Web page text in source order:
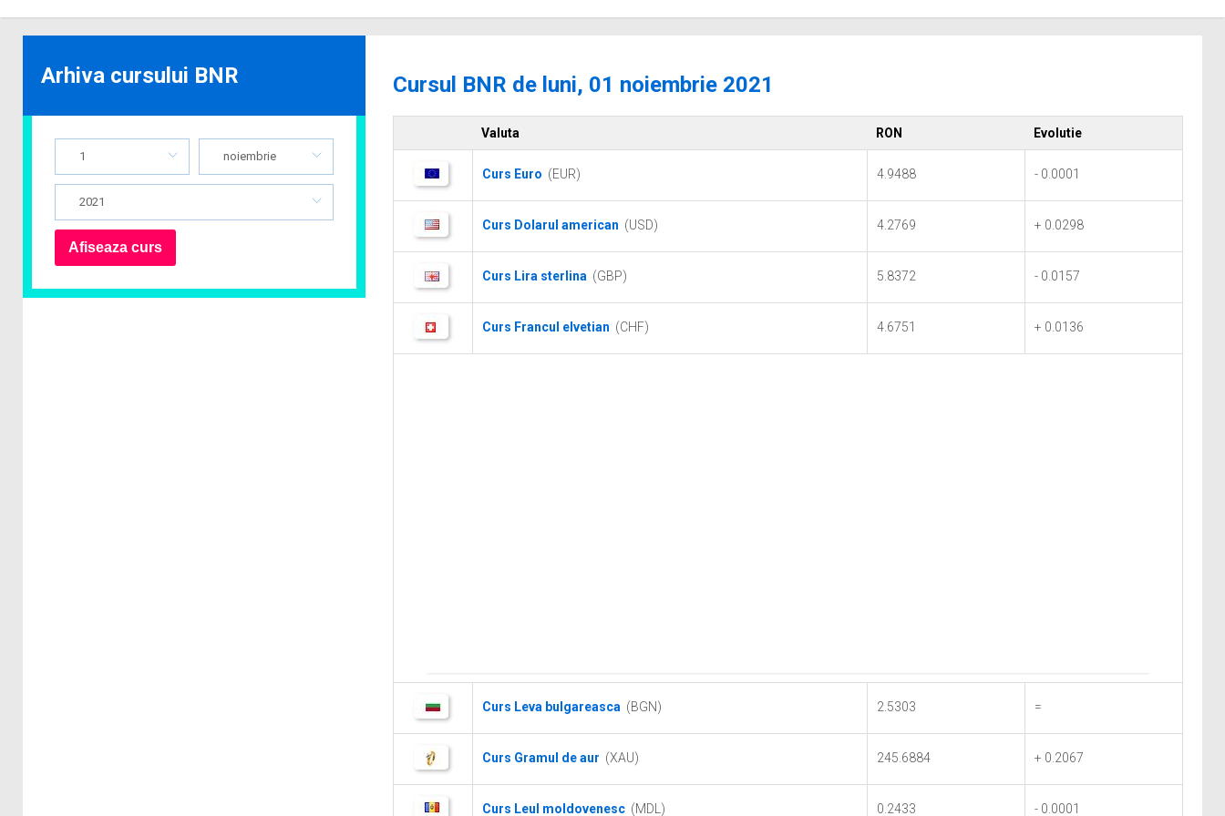
Cursul BNR de luni, 01 noiembrie 2021
Valuta RON Evolutie
Curs Euro (EUR) 4.9488 - 0.0001
Curs Dolarul american (USD) 4.2769 + 0.0298
Curs Lira sterlina (GBP) 5.8372 - 0.0157
Curs Francul elvetian (CHF) 4.6751 + 0.0136
Curs Leva bulgareasca (BGN) 2.5303 =
Curs Gramul de aur (XAU) 245.6884 + 0.2067
Curs Leul moldovenesc (MDL) 0.2433 - 0.0001
Arhiva cursului BNR
1 noiembrie
2021